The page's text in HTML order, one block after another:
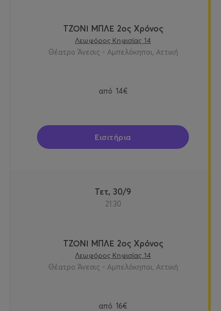
ΤΖΟΝΙ ΜΠΛΕ 2ος Χρόνος
Λεωφόρος Κηφισίας 14
Θέατρο Άνεσις - Αμπελόκηποι, Αττική
από 14€
Εισιτήρια
Τετ, 30/9
21:30
ΤΖΟΝΙ ΜΠΛΕ 2ος Χρόνος
Λεωφόρος Κηφισίας 14
Θέατρο Άνεσις - Αμπελόκηποι, Αττική
από 16€